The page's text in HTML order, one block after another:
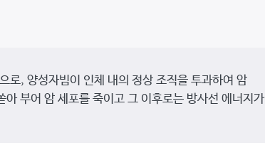
, 양성자빔이 인체 내의 정상 조직을 투과하여 암
부어 암 세포를 죽이고 그 이후로는 방사선 에너지가